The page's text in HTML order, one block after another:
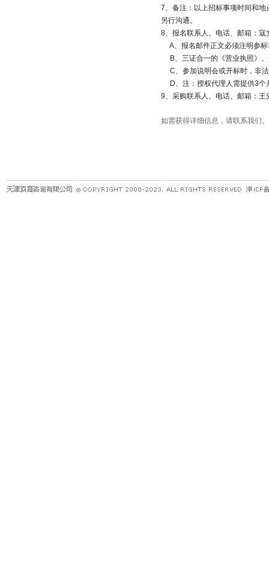
7、备注：以上招标事项时间和
另行沟通。
8、报名联系人、电话、邮箱：寇
A、报名邮件正文必须注明参
B、三证合一的《营业执照》
C、参加说明会或开标时，非
D、注：授权代理人需提供3个
9、采购联系人、电话、邮箱：王
如需获得详细信息，请联系我们。